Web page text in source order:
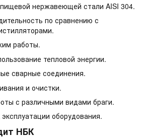
нержавеющей стали AISI 304.
по сравнению с
работы.
тепловой энергии.
сварные соединения.
и очистки.
с различными видами браги.
оборудования.
НБК